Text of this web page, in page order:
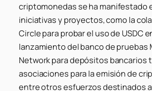
criptomonedas se ha manifestado
iniciativas y proyectos, como la
Circle para probar el uso de USDC
lanzamiento del banco de pruebas
Network para depósitos bancarios
asociaciones para la emisión de
entre otros esfuerzos destinados